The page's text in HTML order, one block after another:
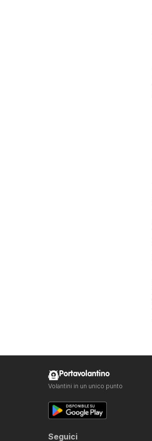
Portavolantino
Volantini in un unico punto
Seguici